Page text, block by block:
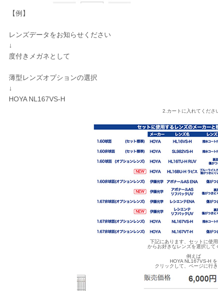
【例】
レンズデータをお知らせください
↓
度付きメガネとして
薄型レンズオプションの選択
↓
HOYA NL167VS-H
2.カートに入れてくださ
下記にあります、セットに使
からお好きなレンズを選択して
例えば
HOYA NL167VS-H を
クリックして、ページに行